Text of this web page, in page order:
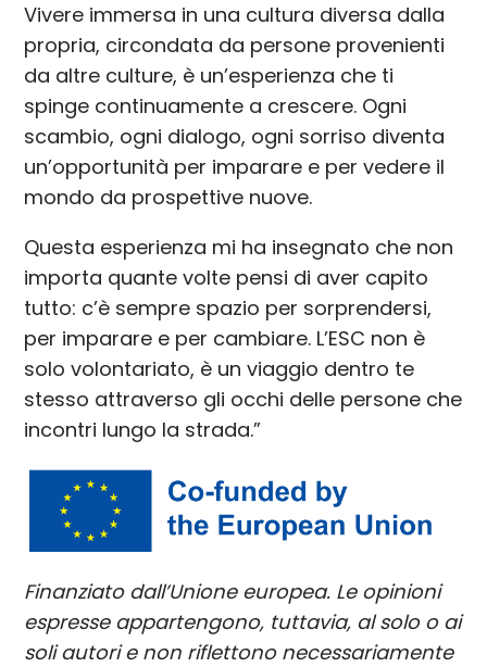
Vivere immersa in una cultura diversa dalla
propria, circondata da persone provenienti
da altre culture, è un’esperienza che ti
spinge continuamente a crescere. Ogni
scambio, ogni dialogo, ogni sorriso diventa
un’opportunità per imparare e per vedere il
mondo da prospettive nuove.
Questa esperienza mi ha insegnato che non
importa quante volte pensi di aver capito
tutto: c’è sempre spazio per sorprendersi,
per imparare e per cambiare. L’ESC non è
solo volontariato, è un viaggio dentro te
stesso attraverso gli occhi delle persone che
incontri lungo la strada.”
Finanziato dall’Unione europea. Le opinioni
espresse appartengono, tuttavia, al solo o ai
soli autori e non riflettono necessariamente